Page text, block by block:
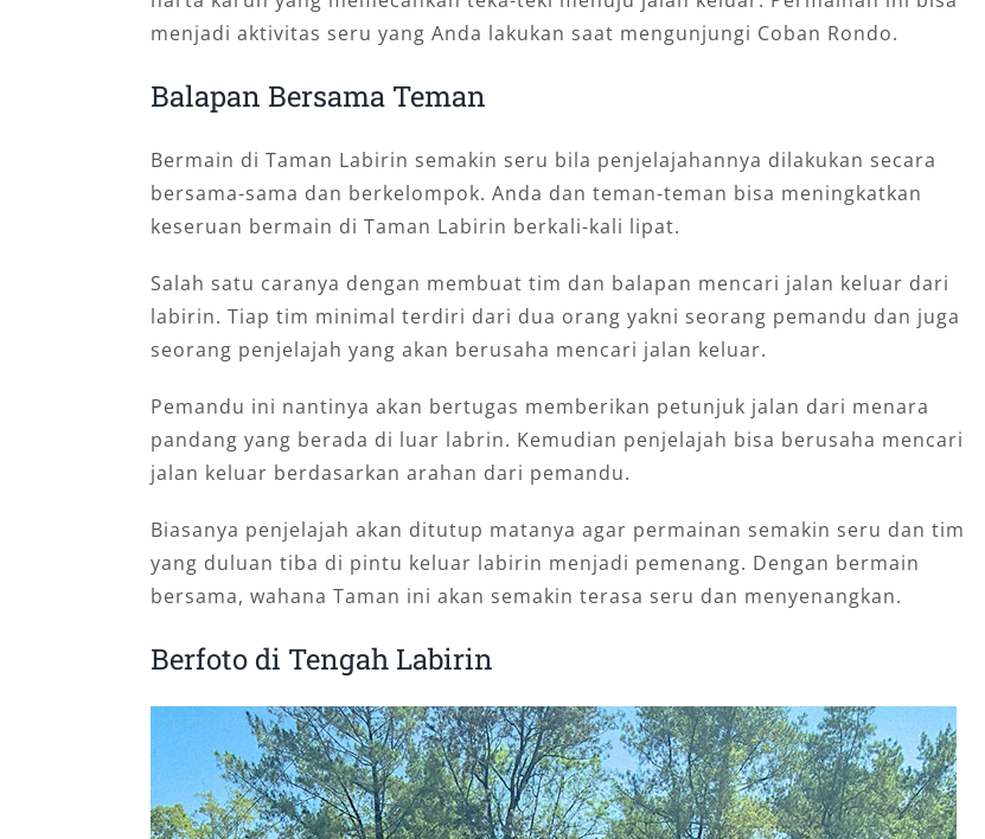
menjadi aktivitas seru yang Anda lakukan saat mengunjungi Coban Rondo.
Balapan Bersama Teman
Bermain di Taman Labirin semakin seru bila penjelajahannya dilakukan secara
bersama-sama dan berkelompok. Anda dan teman-teman bisa meningkatkan
keseruan bermain di Taman Labirin berkali-kali lipat.
Salah satu caranya dengan membuat tim dan balapan mencari jalan keluar dari
labirin. Tiap tim minimal terdiri dari dua orang yakni seorang pemandu dan juga
seorang penjelajah yang akan berusaha mencari jalan keluar.
Pemandu ini nantinya akan bertugas memberikan petunjuk jalan dari menara
pandang yang berada di luar labrin. Kemudian penjelajah bisa berusaha mencari
jalan keluar berdasarkan arahan dari pemandu.
Biasanya penjelajah akan ditutup matanya agar permainan semakin seru dan tim
yang duluan tiba di pintu keluar labirin menjadi pemenang. Dengan bermain
bersama, wahana Taman ini akan semakin terasa seru dan menyenangkan.
Berfoto di Tengah Labirin